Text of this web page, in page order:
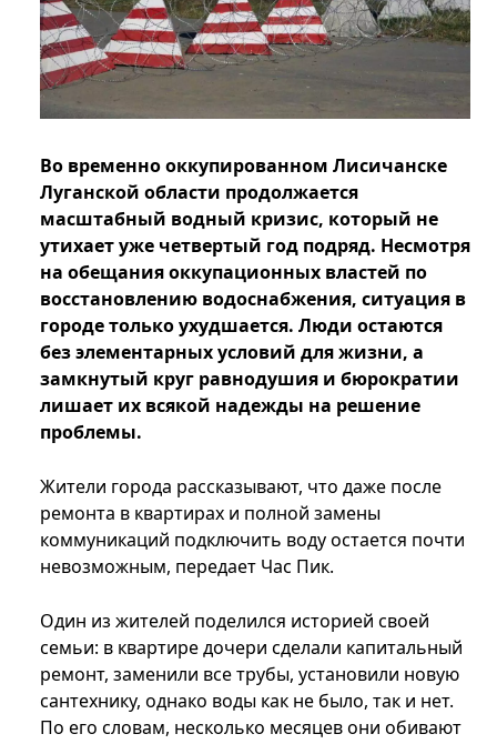
Во временно оккупированном Лисичанске
Луганской области продолжается
масштабный водный кризис, который не
утихает уже четвертый год подряд. Несмотря
на обещания оккупационных властей по
восстановлению водоснабжения, ситуация в
городе только ухудшается. Люди остаются
без элементарных условий для жизни, а
замкнутый круг равнодушия и бюрократии
лишает их всякой надежды на решение
проблемы.
Жители города рассказывают, что даже после
ремонта в квартирах и полной замены
коммуникаций подключить воду остается почти
невозможным, передает Час Пик.
Один из жителей поделился историей своей
семьи: в квартире дочери сделали капитальный
ремонт, заменили все трубы, установили новую
сантехнику, однако воды как не было, так и нет.
По его словам, несколько месяцев они обивают